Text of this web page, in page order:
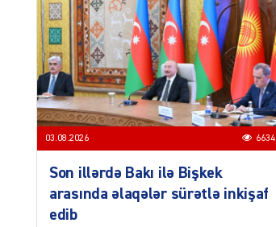
03.08.2026 6634
Son illərdə Bakı ilə Bişkek
arasında əlaqələr sürətlə inkişaf
edib